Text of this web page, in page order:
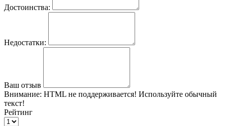
Достоинства:
Недостатки:
Ваш отзыв
Внимание: HTML не поддерживается! Используйте обычный
текст!
Рейтинг